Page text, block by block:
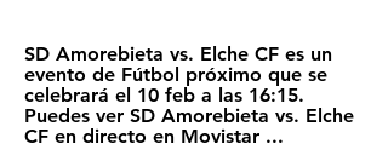
SD Amorebieta vs. Elche CF es un
evento de Fútbol próximo que se
celebrará el 10 feb a las 16:15.
Puedes ver SD Amorebieta vs. Elche
CF en directo en Movistar ...